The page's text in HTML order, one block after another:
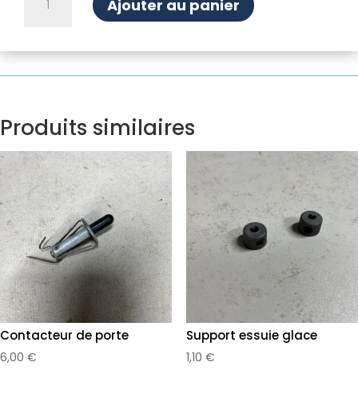
Ajouter au panier
Produits similaires
Contacteur de porte
6,00 €
Support essuie glace
1,10 €